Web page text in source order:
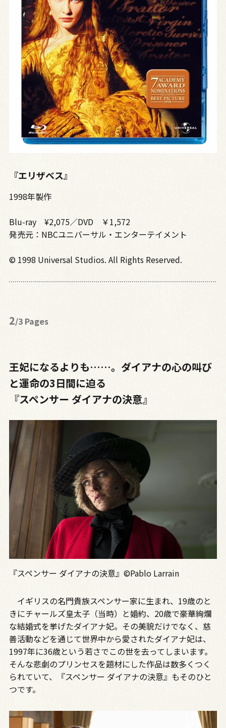
『エリザベス』
1998年製作
Blu-ray ¥2,075／DVD ￥1,572
発売元：NBCユニバーサル・エンターテイメント
© 1998 Universal Studios. All Rights Reserved.
2/3 Pages
王妃になるよりも……。ダイアナの心の叫び
と運命の3日間に迫る
『スペンサー ダイアナの決意』
『スペンサー ダイアナの決意』©Pablo Larrain
イギリスの名門貴族スペンサー家に生まれ、19歳のと
きにチャールズ皇太子（当時）と婚約、20歳で豪華絢爛
な結婚式を挙げたダイアナ妃。その美貌だけでなく、慈
善活動などを通じて世界中から愛されたダイアナ妃は、
1997年に36歳という若さでこの世を去ってしまいます。
そんな悲劇のプリンセスを題材にした作品は数多くつく
られていて、『スペンサー ダイアナの決意』もそのひと
つです。